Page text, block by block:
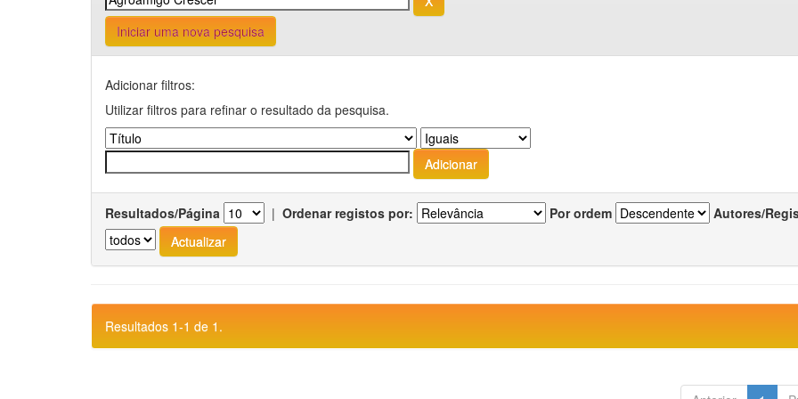
Iniciar uma nova pesquisa
Adicionar filtros:
Utilizar filtros para refinar o resultado da pesquisa.
Resultados/Página | Ordenar registos por: Por ordem Autores/
Resultados 1-1 de 1.